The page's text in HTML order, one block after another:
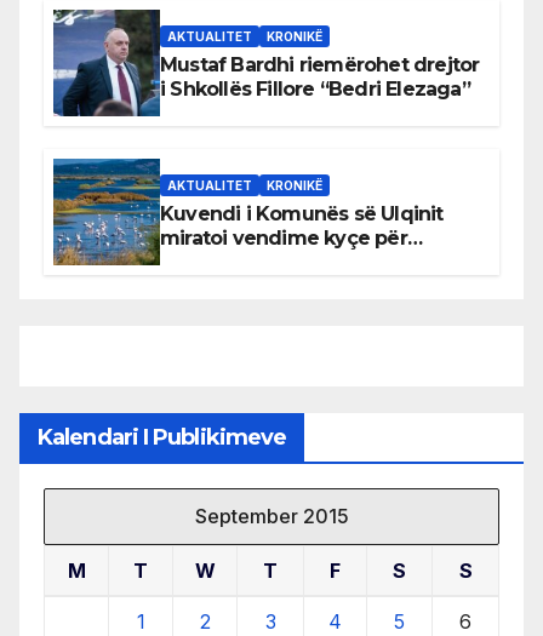
AKTUALITET KRONIKË
Mustaf Bardhi riemërohet drejtor
i Shkollës Fillore “Bedri Elezaga”
AKTUALITET KRONIKË
Kuvendi i Komunës së Ulqinit
miratoi vendime kyçe për
Kalendari I Publikimeve
September 2015
M T W T F S S
1 2 3 4 5 6